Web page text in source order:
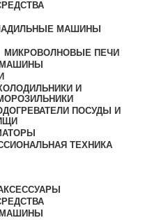
МАШИНЫ
МИКРОВОЛНОВЫЕ ПЕЧИ
И
ПОСУДЫ И
ТЕХНИКА